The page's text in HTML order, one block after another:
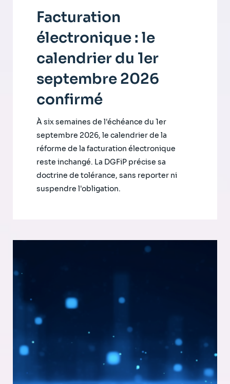
Facturation
électronique : le
calendrier du 1er
septembre 2026
confirmé
À six semaines de l'échéance du 1er
septembre 2026, le calendrier de la
réforme de la facturation électronique
reste inchangé. La DGFiP précise sa
doctrine de tolérance, sans reporter ni
suspendre l'obligation.